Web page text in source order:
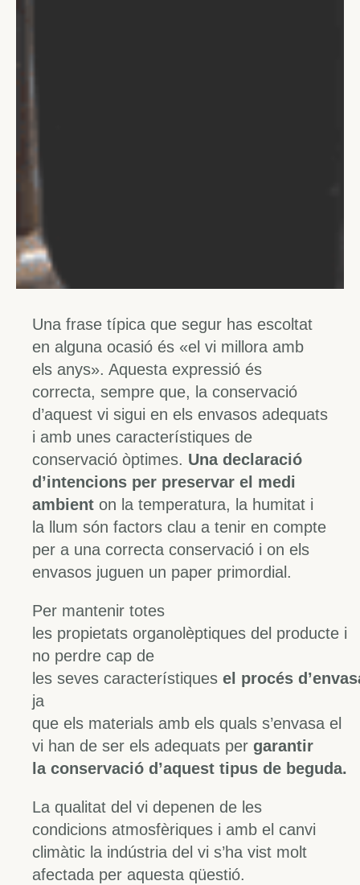
Una frase típica que segur has escoltat
en alguna ocasió és «el vi millora amb
els anys». Aquesta expressió és
correcta, sempre que, la conservació
d’aquest vi sigui en els envasos adequats
i amb unes característiques de
conservació òptimes. Una declaració
d’intencions per preservar el medi
ambient on la temperatura, la humitat i
la llum són factors clau a tenir en compte
per a una correcta conservació i on els
envasos juguen un paper primordial.
Per mantenir totes
les propietats organolèptiques del producte i
no perdre cap de
les seves característiques el procés
ja
que els materials amb els quals s’envasa el
vi han de ser els adequats per garantir
la conservació d’aquest tipus de beguda.
La qualitat del vi depenen de les
condicions atmosfèriques i amb el canvi
climàtic la indústria del vi s’ha vist molt
afectada per aquesta qüestió.